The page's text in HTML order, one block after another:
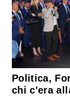
Politica,
chi c'era